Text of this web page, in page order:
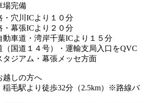
場完備
・穴川ICより１０分
・幕張ICより２０分
動車道・湾岸千葉ICより１５分
（国道１４号）・運輸支局入口をQVC
タジアム・幕張メッセ方面
越しの方へ
毛駅より徒歩32分（2.5km）※路線バ